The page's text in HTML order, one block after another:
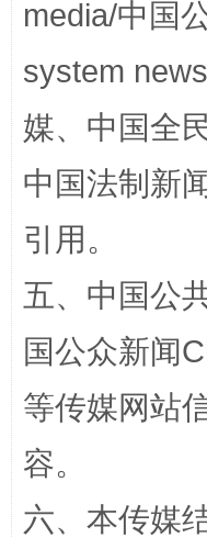
media/中国
system
媒、中国全
中国法制新
引用。
五、中国公
国公众新闻
等传媒网站
容。
六、本传媒